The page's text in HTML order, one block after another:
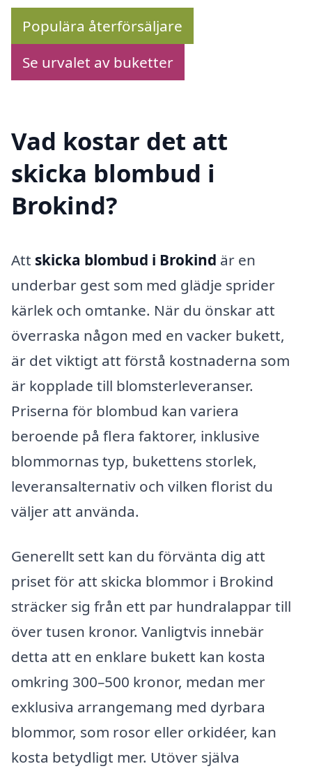
Populära återförsäljare
Se urvalet av buketter
Vad kostar det att
skicka blombud i
Brokind?
Att skicka blombud i Brokind är en
underbar gest som med glädje sprider
kärlek och omtanke. När du önskar att
överraska någon med en vacker bukett,
är det viktigt att förstå kostnaderna som
är kopplade till blomsterleveranser.
Priserna för blombud kan variera
beroende på flera faktorer, inklusive
blommornas typ, bukettens storlek,
leveransalternativ och vilken florist du
väljer att använda.
Generellt sett kan du förvänta dig att
priset för att skicka blommor i Brokind
sträcker sig från ett par hundralappar till
över tusen kronor. Vanligtvis innebär
detta att en enklare bukett kan kosta
omkring 300–500 kronor, medan mer
exklusiva arrangemang med dyrbara
blommor, som rosor eller orkidéer, kan
kosta betydligt mer. Utöver själva